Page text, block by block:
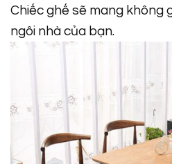
Chiếc ghế sẽ mang không
ngôi nhà của bạn.